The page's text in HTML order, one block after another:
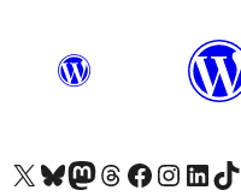
Visite a nossa conta X (antigo Twitter)
Visit our Bluesky account
Visit our Mastodon account
Visit our Threads account
Visite a nossa página do
Visite a nossa
Visite a nossa
Visit